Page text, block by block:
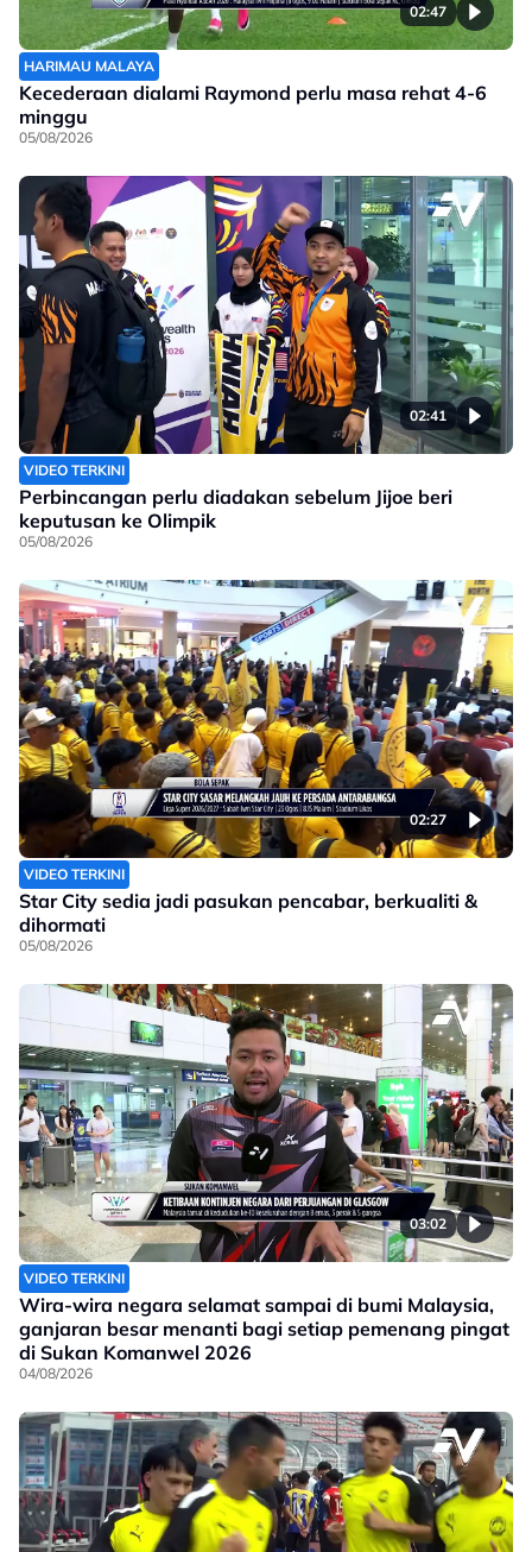
02:47
HARIMAU MALAYA
Kecederaan dialami Raymond perlu masa rehat 4-6
minggu
05/08/2026
02:41
VIDEO TERKINI
Perbincangan perlu diadakan sebelum Jijoe beri
keputusan ke Olimpik
05/08/2026
02:27
VIDEO TERKINI
Star City sedia jadi pasukan pencabar, berkualiti &
dihormati
05/08/2026
03:02
VIDEO TERKINI
Wira-wira negara selamat sampai di bumi Malaysia,
ganjaran besar menanti bagi setiap pemenang pingat
di Sukan Komanwel 2026
04/08/2026